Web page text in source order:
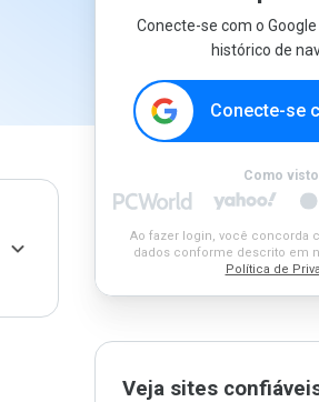
Conecte-se com o
histórico de
Conecte-se
Como
Ao fazer login, você concorda
dados conforme descrito em
Política de
Veja sites